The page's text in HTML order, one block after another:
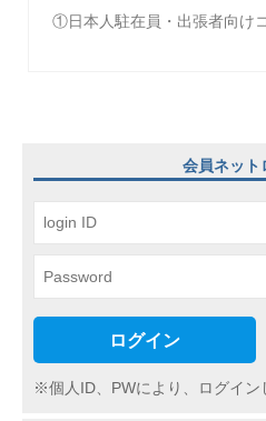
ン
①日本人駐在員・出張者向け
会員ネット
ログイン
※個人ID、PWにより、ログイン